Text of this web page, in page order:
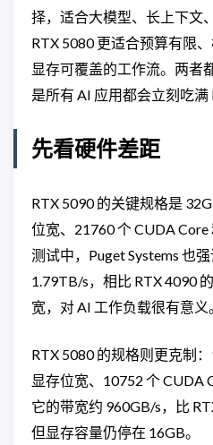
择，适合大模型、长上下文
RTX 5080 更适合预算有限
显存可覆盖的工作流。两者
是所有 AI 应用都会立刻吃满
先看硬件差距
RTX 5090 的关键规格是
位宽、21760 个 CUDA
测试中，Puget Systems 也
1.79TB/s，相比 RTX 4090
宽，对 AI 工作负载很有意义
RTX 5080 的规格则更克制
显存位宽、10752 个 CUDA
它的带宽约 960GB/s，比
但显存容量仍停在 16GB。